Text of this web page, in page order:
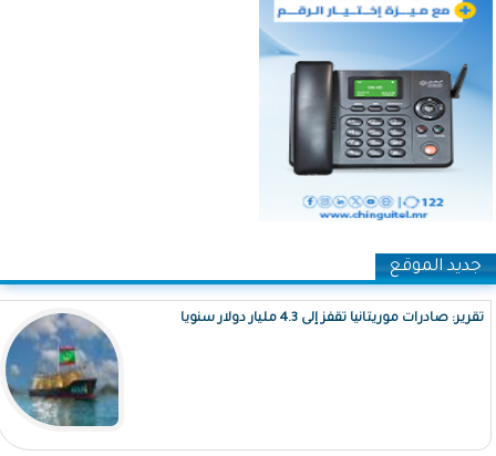
جديد الموقع
تقرير: صادرات موريتانيا تقفز إلى 4.3 مليار دولار سنويا